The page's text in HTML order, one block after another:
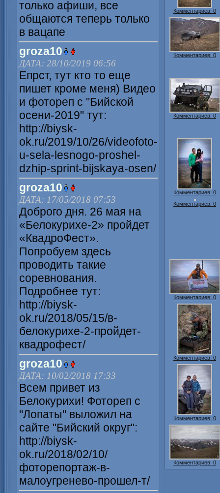
только афиши, все
общаются теперь только
в вацапе
groza10
ДАТА: 28/10/2019 06:56
Епрст, тут кто то еще
пишет кроме меня) Видео
и фотореп с "Бийской
осени-2019" тут:
http://biysk-
ok.ru/2019/10/26/videofoto-
u-sela-lesnogo-proshel-
dzhip-sprint-bijskaya-osen/
groza10
ДАТА: 17/05/2018 07:53
Доброго дня. 26 мая на
«Белокурихе-2» пройдет
«КвадроФест».
Попробуем здесь
проводить такие
соревнования.
Подробнее тут:
http://biysk-
ok.ru/2018/05/15/в-
белокурихе-2-пройдет-
квадрофест/
groza10
ДАТА: 10/02/2018 17:33
Всем привет из
Белокурихи! Фотореп с
"Лопаты" выложил на
сайте "Бийский округ":
http://biysk-
ok.ru/2018/02/10/
фоторепортаж-в-
малоугренево-прошел-т/
Комментариев: 0
Комментариев: 0
Комментариев: 0
Комментариев: 0
Комментариев: 0
Комментариев: 0
Комментариев: 0
Комментариев: 0
Комментариев: 0